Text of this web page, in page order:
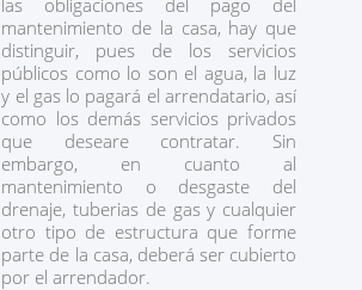
las obligaciones del pago del
mantenimiento de la casa, hay que
distinguir, pues de los servicios
públicos como lo son el agua, la luz
y el gas lo pagará el arrendatario, así
como los demás servicios privados
que deseare contratar. Sin
embargo, en cuanto al
mantenimiento o desgaste del
drenaje, tuberias de gas y cualquier
otro tipo de estructura que forme
parte de la casa, deberá ser cubierto
por el arrendador.